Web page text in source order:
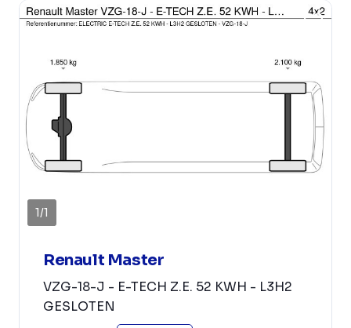
1/1
Renault Master
VZG-18-J - E-TECH Z.E. 52 KWH - L3H2
GESLOTEN